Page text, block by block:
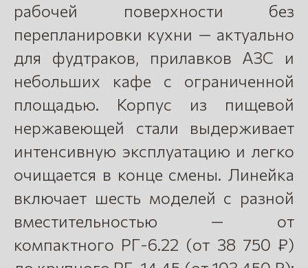
рабочей поверхности без
перепланировки кухни — актуально
для фудтраков, прилавков АЗС и
небольших кафе с ограниченной
площадью. Корпус из пищевой
нержавеющей стали выдерживает
интенсивную эксплуатацию и легко
очищается в конце смены. Линейка
включает шесть моделей с разной
вместительностью — от
компактного РГ-6.22 (от 38 750 ₽)